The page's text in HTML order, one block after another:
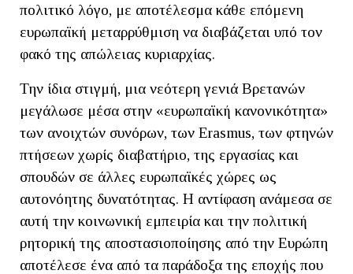
πολιτικό λόγο, με αποτέλεσμα κάθε επόμενη
ευρωπαϊκή μεταρρύθμιση να διαβάζεται υπό τον
φακό της απώλειας κυριαρχίας.
Την ίδια στιγμή, μια νεότερη γενιά Βρετανών
μεγάλωσε μέσα στην «ευρωπαϊκή κανονικότητα»
των ανοιχτών συνόρων, των Erasmus, των φτηνών
πτήσεων χωρίς διαβατήριο, της εργασίας και
σπουδών σε άλλες ευρωπαϊκές χώρες ως
αυτονόητης δυνατότητας. Η αντίφαση ανάμεσα σε
αυτή την κοινωνική εμπειρία και την πολιτική
ρητορική της αποστασιοποίησης από την Ευρώπη
αποτέλεσε ένα από τα παράδοξα της εποχής που